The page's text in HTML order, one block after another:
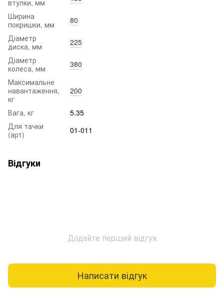
втулки, мм
Ширина
покришки, мм
80
Діаметр
диска, мм
225
Діаметр
колеса, мм
380
Максимальне
навантаження,
кг
200
Вага, кг
5.35
Для тачки
(арт)
01-011
Відгуки
Додайте перший відгук
Написати відгук